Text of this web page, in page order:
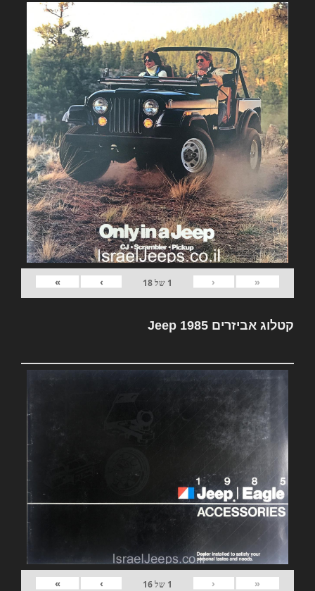
«
‹
1 של18
›
»
קטלוג אביזרים Jeep 1985
«
‹
1 של16
›
»